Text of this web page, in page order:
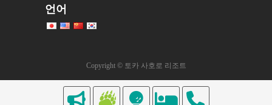
언어
Copyright © 토카 사호로 리조트